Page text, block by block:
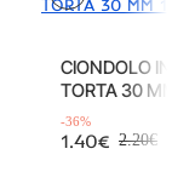
CIONDOLO
TORTA 30
-36%
1.40€ 2.20€